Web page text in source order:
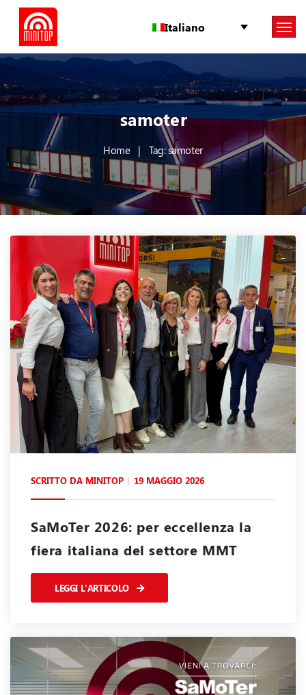
Italiano
samoter
Home Tag: samoter
SCRITTO DA MINITOP 19 MAGGIO 2026
SaMoTer 2026: per eccellenza la
fiera italiana del settore MMT
LEGGI L'ARTICOLO